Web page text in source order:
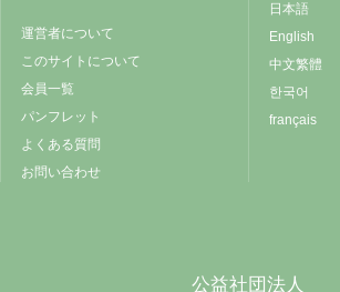
運営者について
このサイトについて
会員一覧
パンフレット
よくある質問
お問い合わせ
日本語
English
中文繁體
한국어
français
公益社団法人